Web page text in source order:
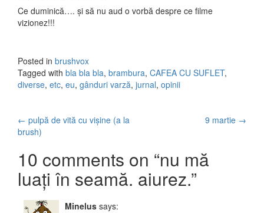
Ce duminică…. și să nu aud o vorbă despre ce filme
vizionez!!!
Posted in brushvox
Tagged with bla bla bla, brambura, CAFEA CU SUFLET,
diverse, etc, eu, gânduri varză, jurnal, opinii
Post navigation
← pulpă de vită cu vișine (a la
brush)
9 martie →
10 comments on “nu mă
luați în seamă. aiurez.”
Minelus says: